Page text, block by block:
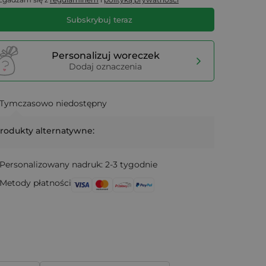
Subskrybuj teraz
Personalizuj woreczek
Dodaj oznaczenia
niedostępny
alternatywne:
nadruk: 2-3 tygodnie
płatności